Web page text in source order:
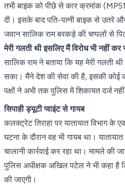
तभी बाइक को पीछे से कार क्रमांक
दी। इसके बाद पति-पत्नी बाइक से उतरे
जवान सालिक राम बरकड़े की चप्पलों से
मेरी गलती थी इसलिए मैं विरोध भी नहीं कर
सालिक राम ने बताया कि यह मेरी गलती
सका। मैंने देश की सेवा की है, इसकी कोई
पक्षों ने अभी तक पुलिस में शिकायत दर्ज
सिपाही ड्यूटी प्वाइंट से गायब
कलक्ट्रेट तिराहा पर यातायात विभाग के
घटना के दौरान वह भी गायब था।
चालानी कार्रवाई कर रहा था। मामले की
पुलिस अधीक्षक अखिल पटेल ने भी कहा है
की जाएगी।